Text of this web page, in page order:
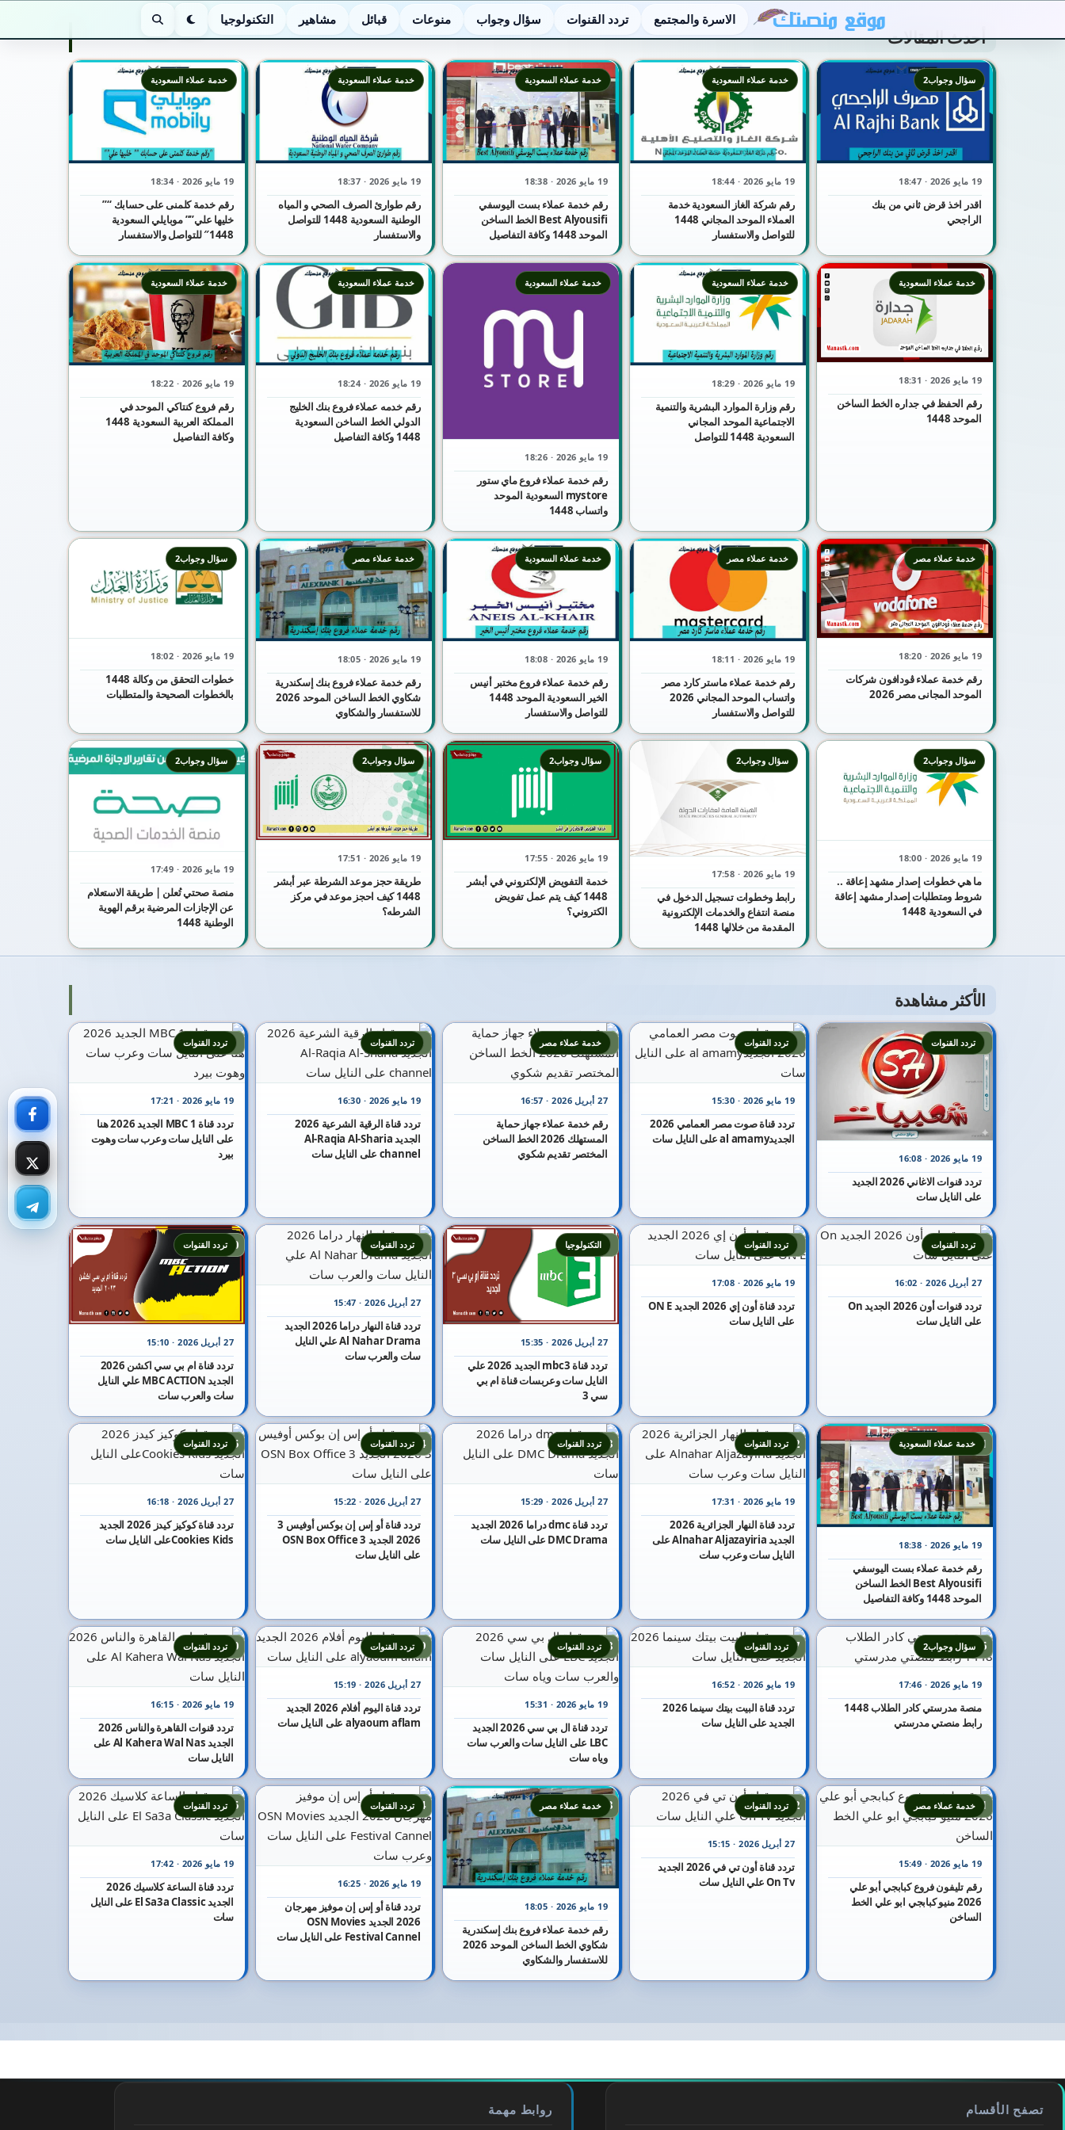
الاسرة والمجتمع تردد القنوات سؤال وجواب منوعات قبائل مشاهير التكنولوجيا الوضع الليلي
بحث
أحدث المقالات
19 مايو 2026 · 18:47
اقدر اخذ قرض ثاني من بنك
الراجحي
سؤال وجواب2
19 مايو 2026 · 18:44
رقم شركة الغاز السعودية خدمة
العملاء الموحد المجاني 1448
للتواصل والاستفسار
خدمة عملاء السعودية
19 مايو 2026 · 18:38
رقم خدمة عملاء بست اليوسفي
Best Alyousifi الخط الساخن
الموحد 1448 وكافة التفاصيل
خدمة عملاء السعودية
19 مايو 2026 · 18:37
رقم طوارئ الصرف الصحي و المياه
الوطنية السعودية 1448 للتواصل
والاستفسار
خدمة عملاء السعودية
19 مايو 2026 · 18:34
رقم خدمة كلمنى على حسابك “”
خليها علي”” موبايلي السعودية
1448″ للتواصل والاستفسار
خدمة عملاء السعودية
19 مايو 2026 · 18:31
رقم الحفظ في جداره الخط الساخن
الموحد 1448
خدمة عملاء السعودية
19 مايو 2026 · 18:29
رقم وزارة الموارد البشرية والتنمية
الاجتماعية الموحد المجاني
السعودية 1448 للتواصل
خدمة عملاء السعودية
19 مايو 2026 · 18:26
رقم خدمة عملاء فروع ماي ستور
mystore السعودية الموحد
واتساب 1448
خدمة عملاء السعودية
19 مايو 2026 · 18:24
رقم خدمه عملاء فروع بنك الخليج
الدولي الخط الساخن السعودية
1448 وكافة التفاصيل
خدمة عملاء السعودية
19 مايو 2026 · 18:22
رقم فروع كنتاكي الموحد في
المملكة العربية السعودية 1448
وكافة التفاصيل
خدمة عملاء السعودية
19 مايو 2026 · 18:20
رقم خدمة عملاء ڤودافون شركات
الموحد المجانى مصر 2026
خدمة عملاء مصر
19 مايو 2026 · 18:11
رقم خدمة عملاء ماستر كارد مصر
واتساب الموحد المجاني 2026
للتواصل والاستفسار
خدمة عملاء مصر
19 مايو 2026 · 18:08
رقم خدمة عملاء فروع مختبر أنيس
الخير السعودية الموحد 1448
للتواصل والاستفسار
خدمة عملاء السعودية
19 مايو 2026 · 18:05
رقم خدمة عملاء فروع بنك إسكندرية
شكاوي الخط الساخن الموحد 2026
للاستفسار والشكاوي
خدمة عملاء مصر
19 مايو 2026 · 18:02
خطوات التحقق من وكالة 1448
بالخطوات الصحيحة والمتطلبات
سؤال وجواب2
19 مايو 2026 · 18:00
ما هي خطوات إصدار مشهد إعاقة ..
شروط ومتطلبات إصدار مشهد إعاقة
في السعودية 1448
سؤال وجواب2
19 مايو 2026 · 17:58
رابط وخطوات تسجيل الدخول في
منصة انتفاع والخدمات الإلكترونية
المقدمة من خلالها 1448
سؤال وجواب2
19 مايو 2026 · 17:55
خدمة التفويض الإلكتروني في أبشر
1448 كيف يتم عمل تفويض
الكتروني؟
سؤال وجواب2
19 مايو 2026 · 17:51
طريقة حجز موعد الشرطة عبر أبشر
1448 كيف احجز موعد في مركز
الشرطه؟
سؤال وجواب2
19 مايو 2026 · 17:49
منصة صحتي تُعلن | طريقة الاستعلام
عن الإجازات المرضية برقم الهوية
الوطنية 1448
سؤال وجواب2
الأكثر مشاهدة
1
19 مايو 2026 · 16:08
تردد قنوات الاغاني 2026 الجديد
على النايل سات
تردد القنوات 2
19 مايو 2026 · 15:30
تردد قناة صوت مصر العمامي 2026
الجديدal amamy على النايل سات
تردد القنوات 3
27 أبريل 2026 · 16:57
رقم خدمة عملاء جهاز حماية
المستهلك 2026 الخط الساخن
المختصر تقديم شكوي
خدمة عملاء مصر 4
19 مايو 2026 · 16:30
تردد قناة الرقية الشرعية 2026
الجديد Al-Raqia Al-Sharia
channel على النايل سات
تردد القنوات 5
19 مايو 2026 · 17:21
تردد قناة MBC 1 الجديد 2026 هنا
على النايل سات وعرب سات وهوت
بيرد
تردد القنوات
6
27 أبريل 2026 · 16:02
تردد قنوات أون 2026 الجديد On
على النايل سات
تردد القنوات 7
19 مايو 2026 · 17:08
تردد قناة أون إي 2026 الجديد ON E
على النايل سات
تردد القنوات 8
27 أبريل 2026 · 15:35
تردد قناة mbc3 الجديد 2026 علي
النايل سات وعربسات قناة ام بي
سي 3
التكنولوجيا 9
27 أبريل 2026 · 15:47
تردد قناة النهار دراما 2026 الجديد
Al Nahar Drama علي النايل
سات والعرب سات
تردد القنوات 10
27 أبريل 2026 · 15:10
تردد قناة ام بي سي اكشن 2026
الجديد MBC ACTION علي النايل
سات والعرب سات
تردد القنوات
11
19 مايو 2026 · 18:38
رقم خدمة عملاء بست اليوسفي
Best Alyousifi الخط الساخن
الموحد 1448 وكافة التفاصيل
خدمة عملاء السعودية 12
19 مايو 2026 · 17:31
تردد قناة النهار الجزائرية 2026
الجديد Alnahar Aljazayiria على
النايل سات وعرب سات
تردد القنوات 13
27 أبريل 2026 · 15:29
تردد قناة dmc دراما 2026 الجديد
DMC Drama على النايل سات
تردد القنوات 14
27 أبريل 2026 · 15:22
تردد قناة أو إس إن بوكس أوفيس 3
2026 الجديد OSN Box Office 3
على النايل سات
تردد القنوات 15
27 أبريل 2026 · 16:18
تردد قناة كوكيز كيدز 2026 الجديد
Cookies Kidsعلى النايل سات
تردد القنوات
16
19 مايو 2026 · 17:46
منصة مدرستي كادر الطلاب 1448
رابط منصتي مدرستي
سؤال وجواب2 17
19 مايو 2026 · 16:52
تردد قناة البيت بيتك سينما 2026
الجديد على النايل سات
تردد القنوات 18
19 مايو 2026 · 15:31
تردد قناة ال بي سي 2026 الجديد
LBC على النايل سات والعرب سات
وياه سات
تردد القنوات 19
27 أبريل 2026 · 15:19
تردد قناة اليوم أفلام 2026 الجديد
alyaoum aflam على النايل سات
تردد القنوات 20
19 مايو 2026 · 16:15
تردد قنوات القاهرة والناس 2026
الجديد Al Kahera Wal Nas على
النايل سات
تردد القنوات
21
19 مايو 2026 · 15:49
رقم تليفون فروع كبابجي أبو علي
2026 منيو كبابجي ابو علي الخط
الساخن
خدمة عملاء مصر 22
27 أبريل 2026 · 15:15
تردد قناة أون تي في 2026 الجديد
On Tv علي النايل سات
تردد القنوات 23
19 مايو 2026 · 18:05
رقم خدمة عملاء فروع بنك إسكندرية
شكاوي الخط الساخن الموحد 2026
للاستفسار والشكاوي
خدمة عملاء مصر 24
19 مايو 2026 · 16:25
تردد قناة أو إس إن موفيز مهرجان
2026 الجديد OSN Movies
Festival Cannel على النايل سات
تردد القنوات 25
19 مايو 2026 · 17:42
تردد قناة الساعة كلاسيك 2026
الجديد El Sa3a Classic على النايل
سات
تردد القنوات
تصفح الأقسام روابط مهمة